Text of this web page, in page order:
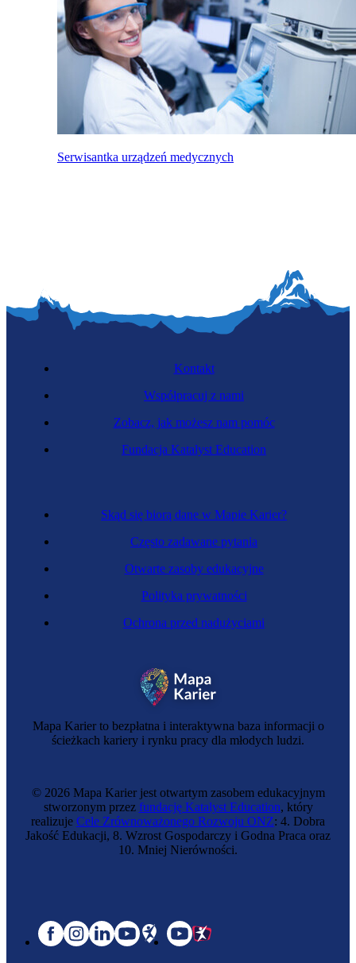
Serwisantka urządzeń medycznych
Mapa Karier to bezpłatna i interaktywna baza informacji o
ścieżkach kariery i rynku pracy dla młodych ludzi.
Skąd się biorą dane w Mapie Karier?
Często zadawane pytania
Otwarte zasoby edukacyjne
Polityka prywatności
Ochrona przed nadużyciami
Kontakt
Współpracuj z nami
Zobacz, jak możesz nam pomóc
Fundacja Katalyst Education
© 2026 Mapa Karier jest otwartym zasobem edukacyjnym
stworzonym przez fundację Katalyst Education, który
realizuje Cele Zrównoważonego Rozwoju ONZ: 4. Dobra
Jakość Edukacji, 8. Wzrost Gospodarczy i Godna Praca oraz
10. Mniej Nierówności.